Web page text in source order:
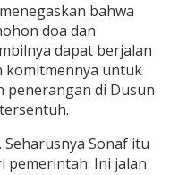
bahwa
doa dan
dapat berjalan
komitmennya untuk
di Dusun
Seharusnya Sonaf itu
pemerintah. Ini jalan